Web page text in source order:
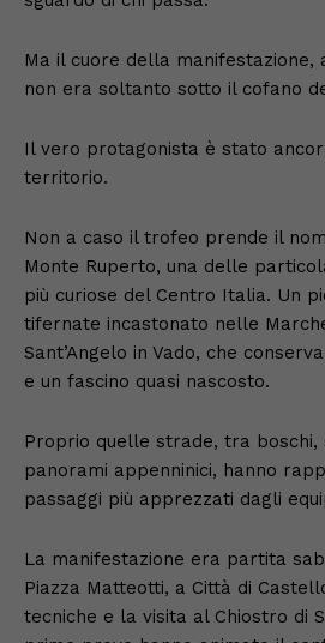
Ma il cuore della manifestazione,
non era soltanto sotto il cofano
Il vero protagonista è stato
territorio.
Non a caso il trofeo prende il
Monte Ruperto, una delle
più curiose del Centro Italia. Un
tifernate incastonato nelle
Sant’Angelo in Vado, che
e un fascino quasi nascosto.
Proprio quelle strade, tra boschi,
panorami appenninici, hanno
passaggi più apprezzati dagli
La manifestazione era partita
Piazza Matteotti, a Città di
tecniche e la visita al Chiostro di